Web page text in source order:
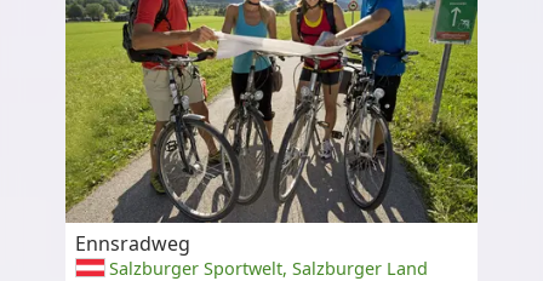
Ennsradweg
Salzburger Sportwelt, Salzburger Land